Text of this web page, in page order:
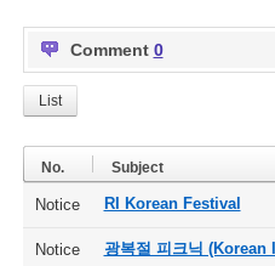
Comment 0
List
No. Subject
Notice RI Korean Festival
Notice 광복절 피크닉